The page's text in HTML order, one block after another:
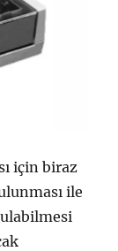
için biraz
ile